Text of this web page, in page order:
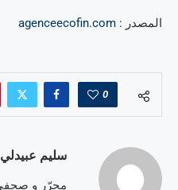
المصدر : agenceecofin.com
0
سليم عبيدلي
محرّر و صحفيّ